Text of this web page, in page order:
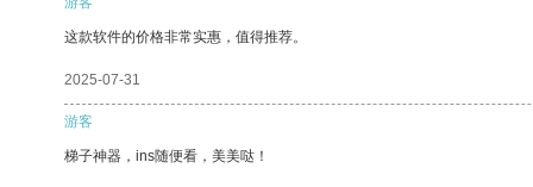
这款软件的价格非常实惠，值得推荐。
2025-07-31
游客
梯子神器，ins随便看，美美哒！